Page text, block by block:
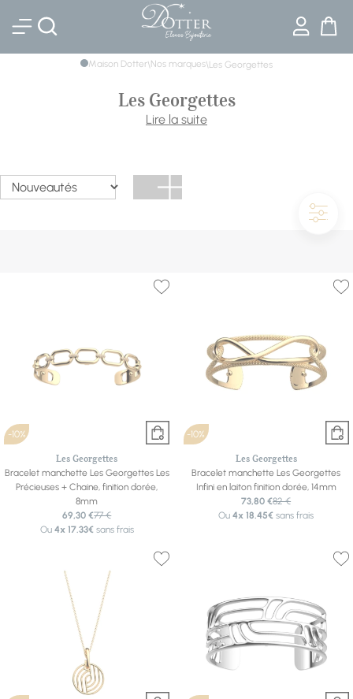
Bijouterie DOTTER
Maison Dotter\Nos marques\Les Georgettes
Les Georgettes
Les Georgettes est une marque française de bijoux et
d'oreilles interchangeables, qui peuvent être personnalisés
avec différents inserts en cuir coloré. Les Georgettes
propose également une gamme de maroquinerie, tels
Lire la suite
-10%
Les Georgettes
Bracelet manchette Les Georgettes Les
Précieuses + Chaine, finition dorée,
8mm
69,30 €77 €
Ou 4x 17.33€sans frais
-10%
Les Georgettes
Bracelet manchette Les Georgettes
Infini en laiton finition dorée, 14mm
73,80 €82 €
Ou4x 18.45€ sans frais